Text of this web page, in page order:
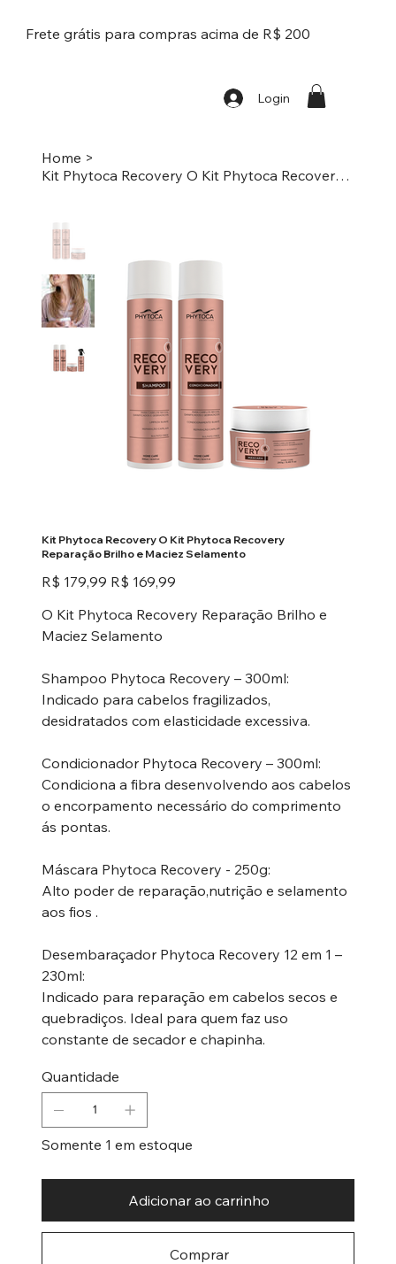
Frete grátis para compras acima de R$ 200
Login
Home >
Kit Phytoca Recovery O Kit Phytoca Recovery Reparação Brilho e Maciez Selamento
Kit Phytoca Recovery O Kit Phytoca Recovery
Reparação Brilho e Maciez Selamento
Preço
original
R$ 179,99 Preço
promocional
R$ 169,99
O Kit Phytoca Recovery Reparação Brilho e
Maciez Selamento
Shampoo Phytoca Recovery – 300ml:
Indicado para cabelos fragilizados,
desidratados com elasticidade excessiva.
Condicionador Phytoca Recovery – 300ml:
Condiciona a fibra desenvolvendo aos cabelos
o encorpamento necessário do comprimento
ás pontas.
Máscara Phytoca Recovery - 250g:
Alto poder de reparação,nutrição e selamento
aos fios .
Desembaraçador Phytoca Recovery 12 em 1 –
230ml:
Indicado para reparação em cabelos secos e
quebradiços. Ideal para quem faz uso
constante de secador e chapinha.
Quantidade
Somente 1 em estoque
Adicionar ao carrinho
Comprar